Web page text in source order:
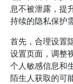
息不被泄露，提
持续的隐私保护
首先，合理设置
设置页面，调整
个人敏感信息和
陌生人获取的可